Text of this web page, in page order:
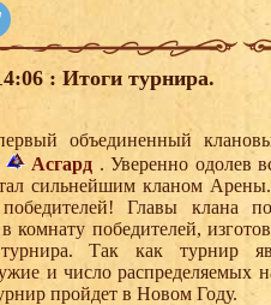
: Итоги турнира.
объединенный
Асгард . Уверенно одолев
сильнейшим кланом
победителей! Главы клана
в комнату победителей,
Так как турнир
и число распределяемых
пройдет в Новом Году.